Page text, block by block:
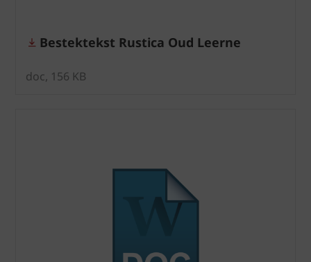
Bestektekst Rustica Oud Leerne
doc, 156 KB